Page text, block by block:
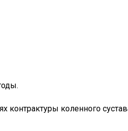
контрактуры коленного